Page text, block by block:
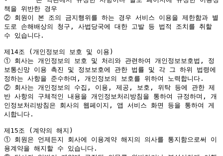
책을 위반한 경우
② 회원이 본 조의 금지행위를 하는 경우 서비스 이용을 제한함과 별
도로 손해배상의 청구, 사법당국에 대한 고발 등 법적 조치를 취할
수 있습니다.
제14조 (개인정보의 보호 및 이용)
① 회사는 개인정보의 보호 및 처리와 관련하여 개인정보보호법, 정
보통신망 이용 촉진 및 정보보호에 관한 법률 및 각 그 하위 법령에
정하는 사항을 준수하며, 개인정보의 보호를 위하여 노력합니다.
② 회사는 개인정보의 수집, 이용, 제공, 보호, 위탁 등에 관한 제
반 사항의 구체적인 내용을 개인정보처리방침을 통하여 규정하며, 개
인정보처리방침은 회사의 웹페이지, 앱 서비스 화면 등을 통하여 게
시합니다.
제15조 (계약의 해지)
① 회원은 언제든지 회사에 이용계약 해지의 의사를 통지함으로써 이
용계약을 해지할 수 있습니다.